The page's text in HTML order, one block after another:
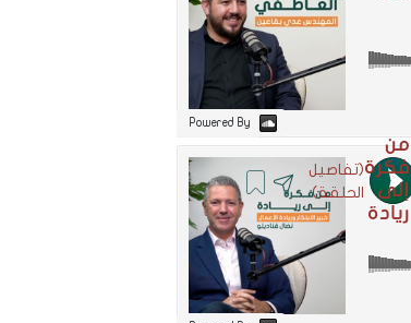
Powered By
من
فكرة
إلى
ريادة
(تفاصيل
الحلقة)